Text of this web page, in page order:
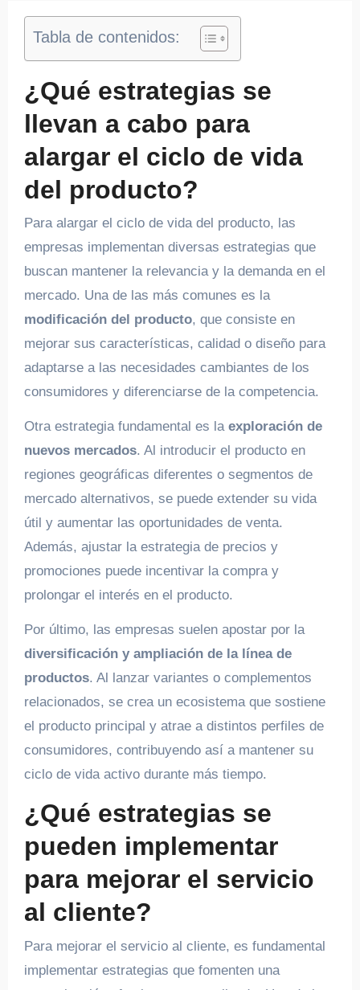
Tabla de contenidos:
¿Qué estrategias se
llevan a cabo para
alargar el ciclo de vida
del producto?
Para alargar el ciclo de vida del producto, las
empresas implementan diversas estrategias que
buscan mantener la relevancia y la demanda en el
mercado. Una de las más comunes es la
modificación del producto, que consiste en
mejorar sus características, calidad o diseño para
adaptarse a las necesidades cambiantes de los
consumidores y diferenciarse de la competencia.
Otra estrategia fundamental es la exploración de
nuevos mercados. Al introducir el producto en
regiones geográficas diferentes o segmentos de
mercado alternativos, se puede extender su vida
útil y aumentar las oportunidades de venta.
Además, ajustar la estrategia de precios y
promociones puede incentivar la compra y
prolongar el interés en el producto.
Por último, las empresas suelen apostar por la
diversificación y ampliación de la línea de
productos. Al lanzar variantes o complementos
relacionados, se crea un ecosistema que sostiene
el producto principal y atrae a distintos perfiles de
consumidores, contribuyendo así a mantener su
ciclo de vida activo durante más tiempo.
¿Qué estrategias se
pueden implementar
para mejorar el servicio
al cliente?
Para mejorar el servicio al cliente, es fundamental
implementar estrategias que fomenten una